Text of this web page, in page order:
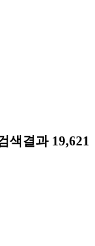
색결과 19,621